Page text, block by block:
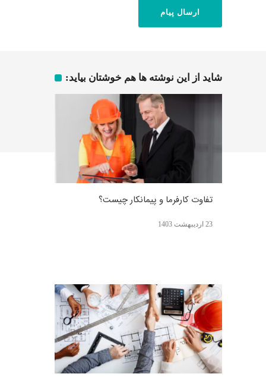
شاید از این نوشته ها هم خوشتان بیاید:
تفاوت کارفرما و پیمانکار چیست؟
23 اردیبهشت 1403